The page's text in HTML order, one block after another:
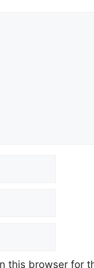
this browser for